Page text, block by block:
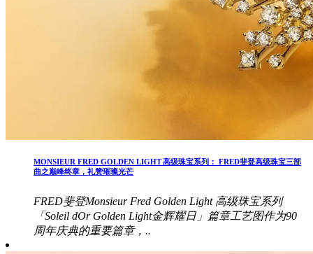
MONSIEUR FRED GOLDEN LIGHT 高级珠宝系列： FRED斐登高级珠宝三部
曲之巅峰终章，礼赞璀璨光芒
FRED斐登Monsieur Fred Golden Light 高级珠宝系列
「Soleil dOr Golden Light金辉耀日」篇章工艺图作为90
周年庆典的重要篇章，..